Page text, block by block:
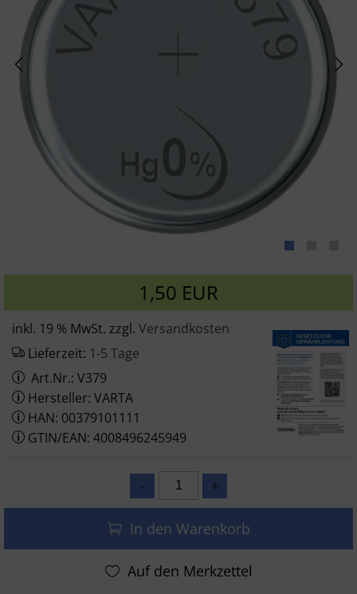
1,50 EUR
inkl. 19 % MwSt. zzgl. Versandkosten
Lieferzeit: 1-5 Tage
Art.Nr.: V379
Hersteller: VARTA
HAN: 00379101111
GTIN/EAN: 4008496245949
In den Warenkorb